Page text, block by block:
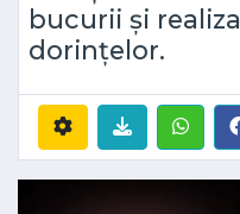
bucurii și
dorințelor.